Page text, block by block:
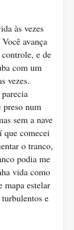
às vezes
avança
e de
com um
vezes.
preso num
sem a nave
comecei
o tranco,
podia me
vida como
mapa estelar
e